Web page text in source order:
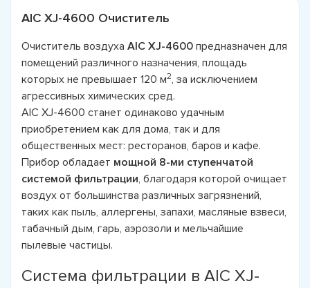
AIC XJ-4600 Очиститель
Очиститель воздуха AIC XJ-4600 предназначен для
помещений различного назначения, площадь
которых не превышает 120 м2, за исключением
агрессивных химических сред.
AIC XJ-4600 станет одинаково удачным
приобретением как для дома, так и для
общественных мест: ресторанов, баров и кафе.
Прибор обладает мощной 8-ми ступенчатой
системой фильтрации, благодаря которой очищает
воздух от большинства различных загрязнений,
таких как пыль, аллергены, запахи, масляные взвеси,
табачный дым, гарь, аэрозоли и мельчайшие
пылевые частицы.
Система фильтрации в AIC XJ-